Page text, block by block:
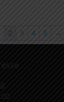
2 3 4 5 →